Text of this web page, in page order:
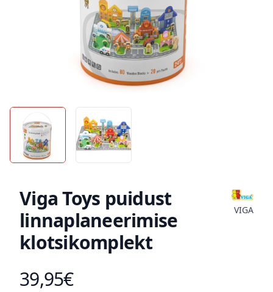
Viga Toys puidust
linnaplaneerimise
klotsikomplekt
VIGA
Toote hind
39,95€